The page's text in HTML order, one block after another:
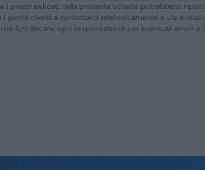
i prezzi indicati nella presente scheda potrebbero
gentili clienti a contattarci telefonicamente o via e-mail
S.r.l. declina ogni responsabilità per eventuali errori o